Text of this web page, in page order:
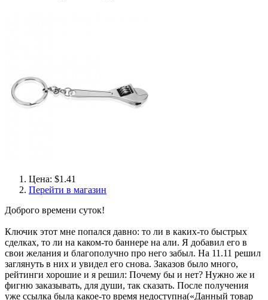
Цена: $1.41
Перейти в магазин
Доброго времени суток!
Ключик этот мне попался давно: то ли в каких-то быстрых
сделках, то ли на каком-то баннере на али. Я добавил его в
свои желания и благополучно про него забыл. На 11.11 решил
заглянуть в них и увидел его снова. Заказов было много,
рейтинги хорошие и я решил: Почему бы и нет? Нужно же и
фигню заказывать, для души, так сказать. После получения
уже ссылка была какое-то время недоступна(«Данный товар